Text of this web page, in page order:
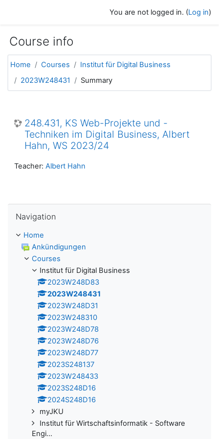
You are not logged in. (Log in)
Course info
Home Courses
Institut für Digital Business
2023W248431
Summary
248.431, KS Web-Projekte und -
Techniken im Digital Business, Albert
Hahn, WS 2023/24
Teacher: Albert Hahn
Navigation
Home
Ankündigungen
Courses
Institut für Digital Business
2023W248D83
2023W248431
2023W248D31
2023W248310
2023W248D78
2023W248D76
2023W248D77
2023S248137
2023W248433
2023S248D16
2024S248D16
myJKU
Institut für Wirtschaftsinformatik - Software
Engi...